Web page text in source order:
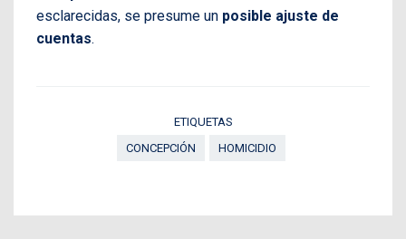
esclarecidas, se presume un posible ajuste de
cuentas.
ETIQUETAS
CONCEPCIÓN
HOMICIDIO